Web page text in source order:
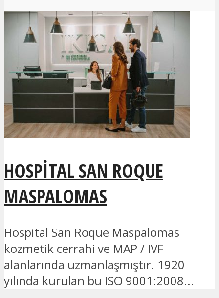
HOSPITAL SAN ROQUE
MASPALOMAS
Hospital San Roque Maspalomas
kozmetik cerrahi ve MAP / IVF
alanlarında uzmanlaşmıştır. 1920
yılında kurulan bu ISO 9001:2008...